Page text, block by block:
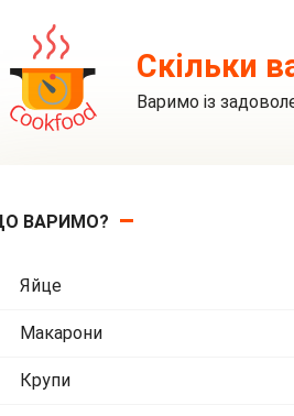
Скільки
Варимо із
ВАРИМО?
Яйце
Макарони
Крупи